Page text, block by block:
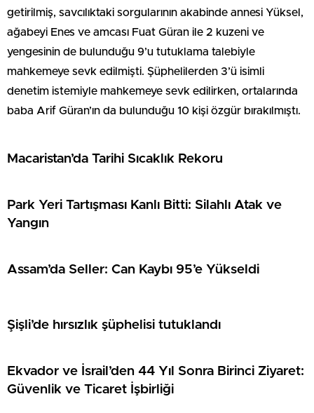
getirilmiş, savcılıktaki sorgularının akabinde annesi Yüksel,
ağabeyi Enes ve amcası Fuat Güran ile 2 kuzeni ve
yengesinin de bulunduğu 9’u tutuklama talebiyle
mahkemeye sevk edilmişti. Şüphelilerden 3’ü isimli
denetim istemiyle mahkemeye sevk edilirken, ortalarında
baba Arif Güran’ın da bulunduğu 10 kişi özgür bırakılmıştı.
Macaristan’da Tarihi Sıcaklık Rekoru
Park Yeri Tartışması Kanlı Bitti: Silahlı Atak ve
Yangın
Assam’da Seller: Can Kaybı 95’e Yükseldi
Şişli’de hırsızlık şüphelisi tutuklandı
Ekvador ve İsrail’den 44 Yıl Sonra Birinci Ziyaret:
Güvenlik ve Ticaret İşbirliği